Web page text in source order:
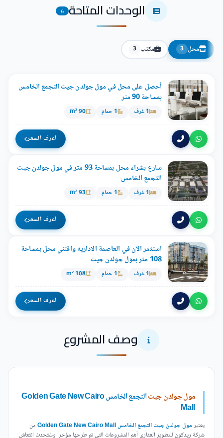
الوحدات المتاحة 6
محل 3 مكتب 3
أحصل على محل في مول جولدن جيت التجمع الخامس
بمساحة 90 متر
1 غرف 1 حمام 90 m²
اعرف السعر
سارع بشراء محل بمساحة 93 متر في مول جولدن جيت
التجمع الخامس
1 غرف 1 حمام 93 m²
اعرف السعر
استثمر الآن في العاصمة الاداريه واقتني محل بمساحة
108 متر بمول جولدن جيت
1 غرف 1 حمام 108 m²
اعرف السعر
وصف المشروع
مول جولدن جيت
التجمع الخامس Golden Gate New Cairo
Mall
يعتبرمول جولدن جيت التجمع الخامس Golden Gate New Cairo Mall
من
شركة ريدكون للتطوير العقاري أهم المشروعات التي تم طرحها مؤخرا وسُتحدث انتعاش